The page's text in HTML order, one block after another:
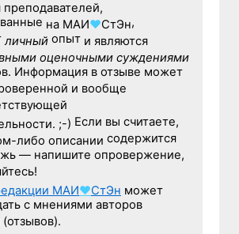
на МАИ♥СтЭн,
личный опыт и являются
оценочными суждениями
Информация в отзыве может
и вообще
;-) Если вы считаете,
либо описании содержится
— напишите опровержение,
МАИ♥СтЭн может
с мнениями авторов